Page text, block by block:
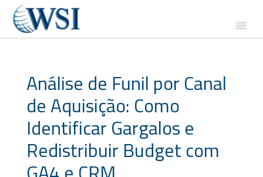
Análise de Funil por Canal
de Aquisição: Como
Identificar Gargalos e
Redistribuir Budget com